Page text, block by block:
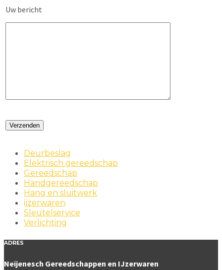
Uw bericht
Deurbeslag
Elektrisch gereedschap
Gereedschap
Handgereedschap
Hang en sluitwerk
ijzerwaren
Sleutelservice
Verlichting
ADRES
Neijenesch Gereedschappen en IJzerwaren